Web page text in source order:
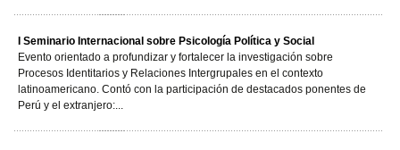
I Seminario Internacional sobre Psicología Política y Social
Evento orientado a profundizar y fortalecer la investigación sobre
Procesos Identitarios y Relaciones Intergrupales en el contexto
latinoamericano. Contó con la participación de destacados ponentes de
Perú y el extranjero:...